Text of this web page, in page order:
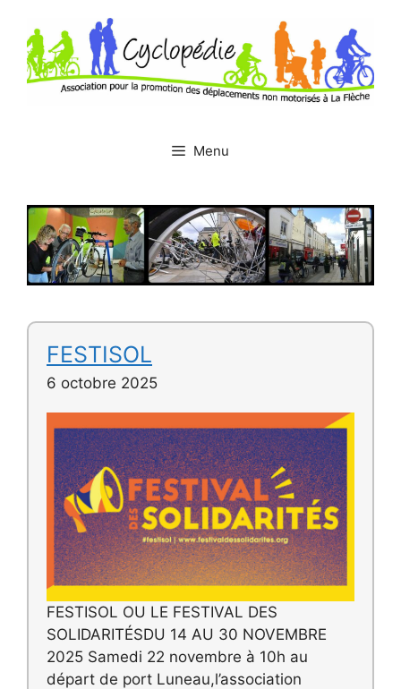
contenu
Menu
FESTISOL
6 octobre 2025
FESTISOL OU LE FESTIVAL DES
SOLIDARITÉSDU 14 AU 30 NOVEMBRE
2025 Samedi 22 novembre à 10h au
départ de port Luneau,l’association